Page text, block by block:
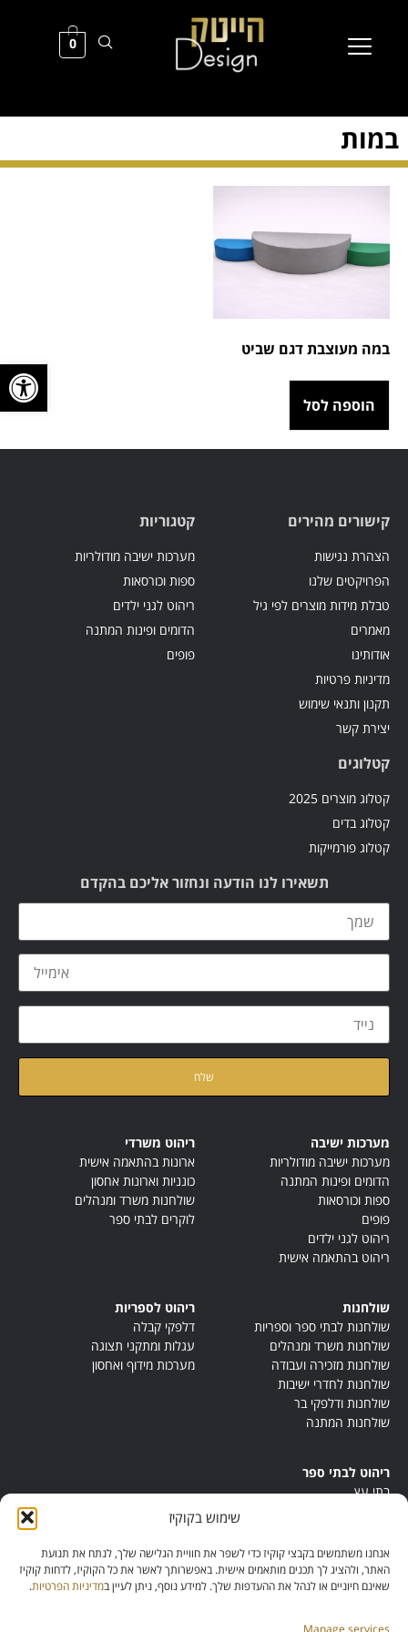
פתח
שימוש בקוקיז
אנחנו משתמשים בקבצי קוקיז כדי לשפר את חוויית הגלישה שלך, לנתח את תנועת
האתר, ולהציג לך תכנים מותאמים אישית. באפשרותך לאשר את כל הקוקיז, לדחות קוקיז
שאינם חיוניים או לנהל את ההעדפות שלך. למידע נוסף, ניתן לעיין במדיניות הפרטיות.
Manage services
0
במות
במה מעוצבת דגם שביט
הוספה לסל
קישורים מהירים
הצהרת נגישות
הפרויקטים שלנו
טבלת מידות מוצרים לפי גיל
מאמרים
אודותינו
מדיניות פרטיות
תקנון ותנאי שימוש
יצירת קשר
קטגוריות
מערכות ישיבה מודולריות
ספות וכורסאות
ריהוט לגני ילדים
הדומים ופינות המתנה
פופים
קטלוגים
קטלוג מוצרים 2025
קטלוג בדים
קטלוג פורמייקות
תשאירו לנו הודעה ונחזור אליכם בהקדם
מערכות ישיבה
מערכות ישיבה מודולריות
הדומים ופינות המתנה
ספות וכורסאות
פופים
ריהוט לגני ילדים
ריהוט בהתאמה אישית
ריהוט משרדי
ארונות בהתאמה אישית
כונניות וארונות אחסון
שולחנות משרד ומנהלים
לוקרים לבתי ספר
שולחנות
שולחנות לבתי ספר וספריות
שולחנות משרד ומנהלים
שולחנות מזכירה ועבודה
שולחנות לחדרי ישיבות
שולחנות ודלפקי בר
שולחנות המתנה
ריהוט לספריות
דלפקי קבלה
עגלות ומתקני תצוגה
מערכות מידוף ואחסון
ריהוט לבתי ספר
בתי עץ
ריהוט מונטסורי
ריהוט אנתרופוסופי